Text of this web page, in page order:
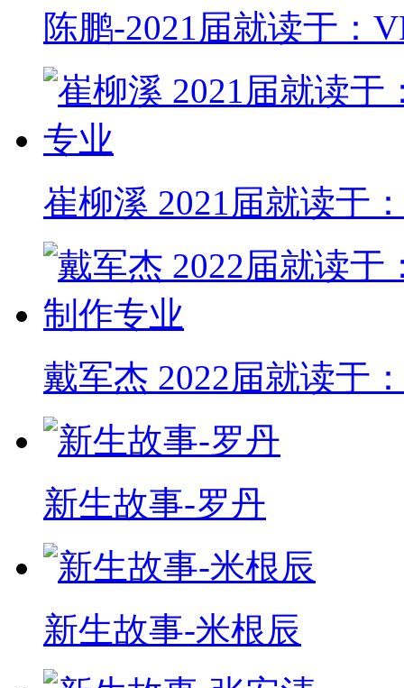
陈鹏-2021届就读于：
崔柳溪 2021届就读于
戴军杰 2022届就读于
新生故事-罗丹
新生故事-米根辰